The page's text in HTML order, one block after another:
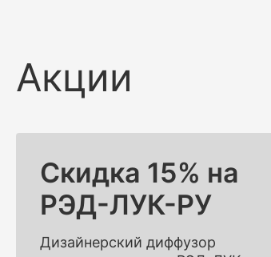
Акции
Скидка 15% на
РЭД-ЛУК-РУ
Дизайнерский диффузор